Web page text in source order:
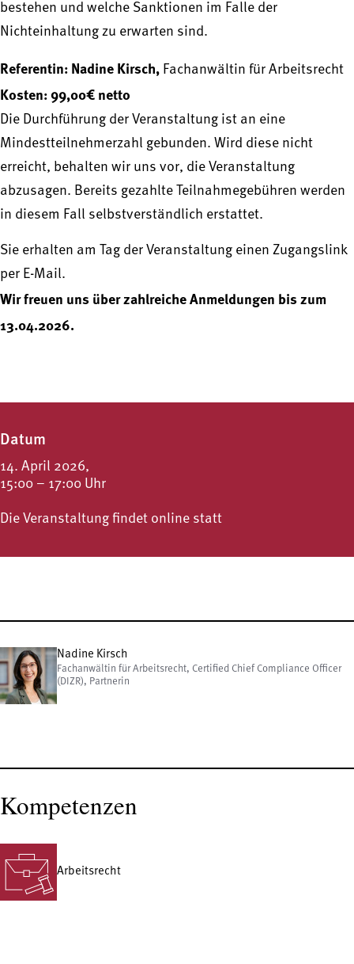
bestehen und welche Sanktionen im Falle der
Nichteinhaltung zu erwarten sind.
Referentin: Nadine Kirsch, Fachanwältin für Arbeitsrecht
Kosten: 99,00€ netto
Die Durchführung der Veranstaltung ist an eine
Mindestteilnehmerzahl gebunden. Wird diese nicht
erreicht, behalten wir uns vor, die Veranstaltung
abzusagen. Bereits gezahlte Teilnahmegebühren werden
in diesem Fall selbstverständlich erstattet.
Sie erhalten am Tag der Veranstaltung einen Zugangslink
per E-Mail.
Wir freuen uns über zahlreiche Anmeldungen bis zum
13.04.2026.
Datum
14. April 2026,
15:00 – 17:00 Uhr
Die Veranstaltung findet online statt
Nadine Kirsch
Fachanwältin für Arbeitsrecht, Certified Chief Compliance Officer
(DIZR), Partnerin
Kompetenzen
Arbeitsrecht